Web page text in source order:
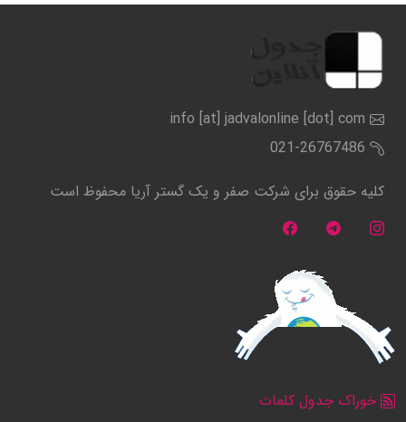
info [at] jadvalonline [dot] com
021-26767486
کلیه حقوق برای شرکت صفر و یک گستر آریا محفوظ است
خوراک جدول کلمات